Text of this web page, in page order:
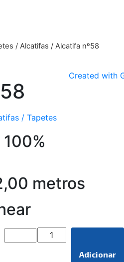
/ Alcatifas / Alcatifa nº58
/ Tapetes
metros
Adicionar